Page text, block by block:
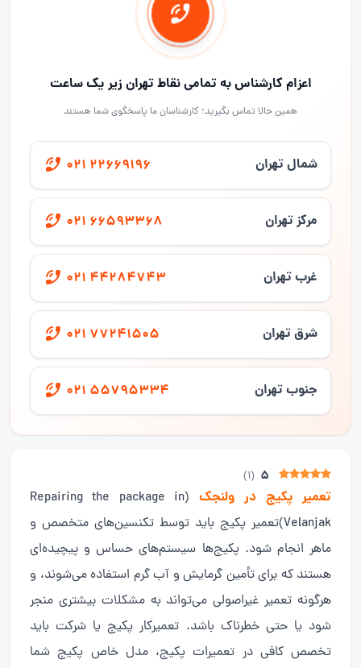
اعزام کارشناس به تمامی نقاط تهران زیر یک ساعت
همین حالا تماس بگیرید؛ کارشناسان ما پاسخگوی شما هستند
شمال تهران 021 22669196
مرکز تهران 021 66593368
غرب تهران 021 44284743
شرق تهران 021 77241505
جنوب تهران 021 55795334
5
(
1
)
تعمیر پکیج در ولنجک
(Repairing the package in
Velanjak)تعمیر پکیج باید توسط تکنسین‌های متخصص و
ماهر انجام شود. پکیج‌ها سیستم‌های حساس و پیچیده‌ای
هستند که برای تأمین گرمایش و آب گرم استفاده می‌شوند، و
هرگونه تعمیر غیراصولی می‌تواند به مشکلات بیشتری منجر
شود یا حتی خطرناک باشد. تعمیرکار پکیج یا شرکت باید
تخصص کافی در تعمیرات پکیج، مدل خاص پکیج شما